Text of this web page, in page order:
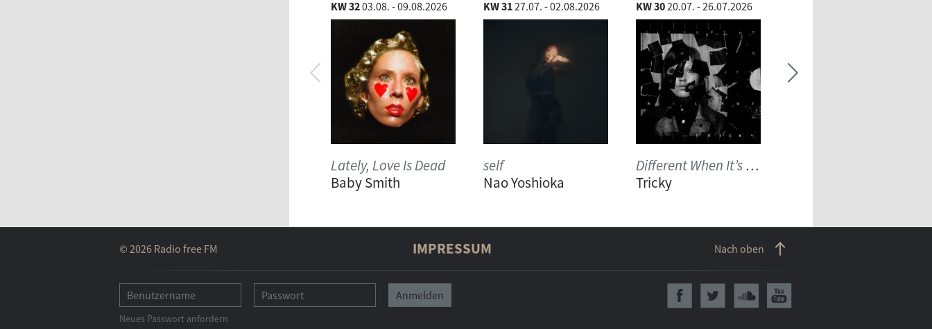
KW 3203.08. - 09.08.2026
Lately, Love Is Dead
Baby Smith
KW 3127.07. - 02.08.2026
self
Nao Yoshioka
KW 3020.07. - 26.07.2026
Different When It’s Silent
Tricky
© 2026 Radio free FM IMPRESSUM Nach oben
Neues Passwort anfordern